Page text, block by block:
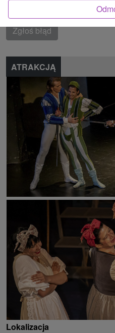
Znalazłeś błąd lub chcesz
Zgłoś błąd
ATRAKCJĄ
Lokalizacja